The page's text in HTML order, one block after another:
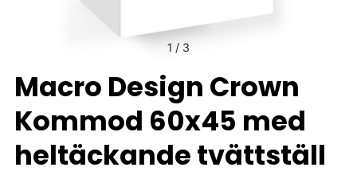
1 / 3
Macro Design Crown
Kommod 60x45 med
heltäckande tvättställ